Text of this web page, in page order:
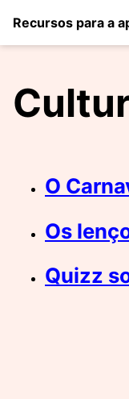
Recursos para a
O
Os
Quizz